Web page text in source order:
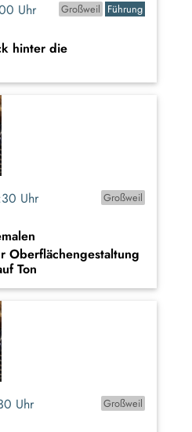
Uhr Großweil Führung
hinter die
Uhr
Großweil
Oberflächengestaltung
Ton
Uhr
Großweil